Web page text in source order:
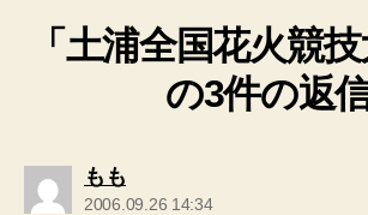
「土浦全国花火競
の3件の返
もも
発
2006.09.26 14:34